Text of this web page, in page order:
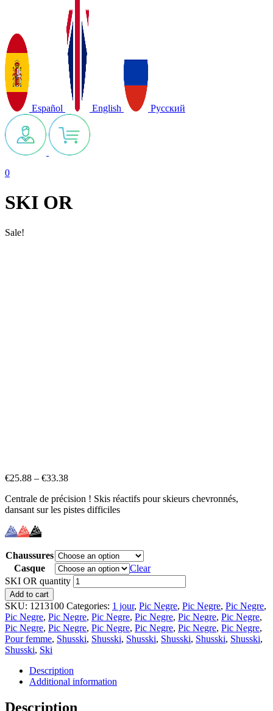
Español English Русский
0
SKI OR
Sale!
€25.88 – €33.38
Centrale de précision ! Skis réactifs pour skieurs chevronnés,
dansant sur les pistes difficiles
Chaussures
Casque
Clear
SKI OR quantity
Add to cart
SKU: 1213100 Categories: 1 jour, Pic Negre, Pic Negre, Pic Negre,
Pic Negre, Pic Negre, Pic Negre, Pic Negre, Pic Negre, Pic Negre,
Pic Negre, Pic Negre, Pic Negre, Pic Negre, Pic Negre, Pic Negre,
Pour femme, Shusski, Shusski, Shusski, Shusski, Shusski, Shusski,
Shusski, Ski
Description
Additional information
Description